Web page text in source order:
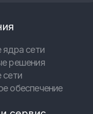
ядра сети
решения
сети
обеспечение